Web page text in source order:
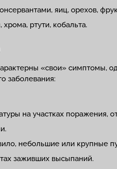
яиц, орехов,
ртути, кобальта.
«свои» симптомы,
заболевания:
на участках поражения,
небольшие или крупные
заживших высыпаний.